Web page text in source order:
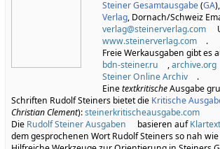
folgen, wenn nicht anders
Steiner Gesamtausgabe( GA
Verlag, Dornach/Schweiz
verlag@steinerverlag.com
www.steinerverlag.com
.
Freie Werkausgaben gibt es
bdn-steiner.ru
,archive.org
Steiner Online Archiv
.
EinetextkritischeAusgabe
Schriften Rudolf Steiners bietet dieKritische Ausgabe
Christian Clement): steinerkritischeausgabe.com
DieRudolf Steiner Ausgaben basieren auf